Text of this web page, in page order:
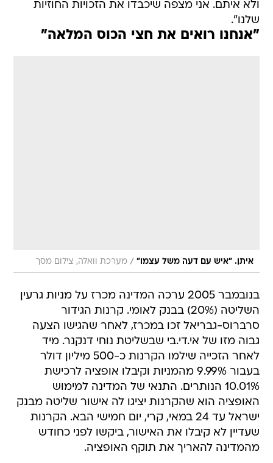
ולא איתם. אני מצפה שיכבדו את הזכויות החוזיות
שלנו".
"אנחנו רואים את חצי הכוס המלאה"
איתן. "איש עם דעה משל עצמו" / מערכת וואלה, צילום מסך
בנובמבר 2005 ערכה המדינה מכרז על מניות גרעין
השליטה (20%) בבנק לאומי. קרנות הגידור
סרברוס-גבריאל זכו במכרז, לאחר שהגישו הצעה
גבוה מזו של אי.די.בי שבשליטת נוחי דנקנר. מיד
לאחר הזכייה שילמו הקרנות כ-500 מיליון דולר
בעבור 9.99% מהמניות וקיבלו אופציה לרכישת
10.01% הנותרים. התנאי של המדינה למימוש
האופציה הוא שהקרנות יציגו לה אישור שליטה מבנק
ישראל עד 24 במאי, קרי, יום חמישי הבא. הקרנות
שעדיין לא קיבלו את האישור, ביקשו לפני כחודש
מהמדינה להאריך את תוקף האופציה.